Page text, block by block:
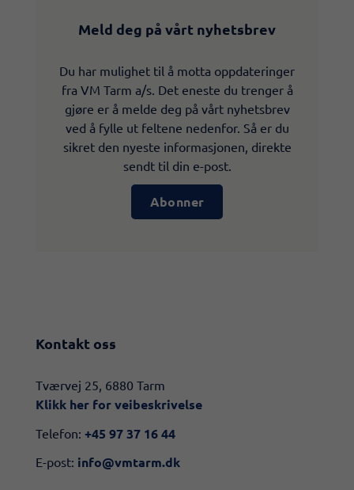
Meld deg på vårt nyhetsbrev
Du har mulighet til å motta oppdateringer
fra VM Tarm a/s. Det eneste du trenger å
gjøre er å melde deg på vårt nyhetsbrev
ved å fylle ut feltene nedenfor. Så er du
sikret den nyeste informasjonen, direkte
sendt til din e-post.
Abonner
Kontakt oss
​​Tværvej 25, 6880 Tarm
Klikk her for veibeskrivelse​
Telefon: +45 97 37 16 44
E-post: info@vmtarm.dk